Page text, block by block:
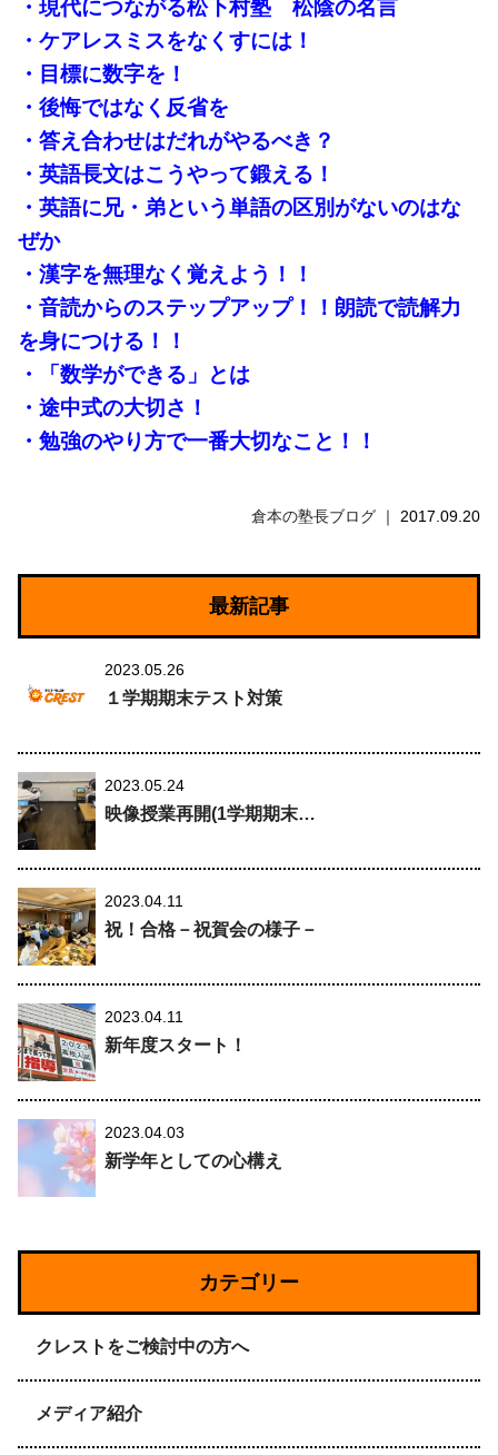
・現代につながる松下村塾 松陰の名言
・ケアレスミスをなくすには！
・目標に数字を！
・後悔ではなく反省を
・答え合わせはだれがやるべき？
・英語長文はこうやって鍛える！
・英語に兄・弟という単語の区別がないのはな
ぜか
・漢字を無理なく覚えよう！！
・音読からのステップアップ！！朗読で読解力
を身につける！！
・「数学ができる」とは
・途中式の大切さ！
・勉強のやり方で一番大切なこと！！
倉本の塾長ブログ 2017.09.20
最新記事
2023.05.26
１学期期末テスト対策
2023.05.24
映像授業再開(1学期期末…
2023.04.11
祝！合格－祝賀会の様子－
2023.04.11
新年度スタート！
2023.04.03
新学年としての心構え
カテゴリー
クレストをご検討中の方へ
メディア紹介